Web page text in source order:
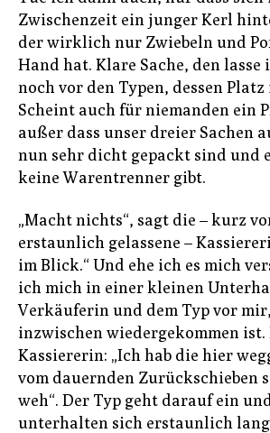
Zwischenzeit ein junger Kerl
der wirklich nur Zwiebeln und
Hand hat. Klare Sache, den lasse
noch vor den Typen, dessen
Scheint auch für niemanden ein
außer dass unser dreier Sachen
nun sehr dicht gepackt sind und
keine Warentrenner gibt.
„Macht nichts“, sagt die – kurz
erstaunlich gelassene –
im Blick.“ Und ehe ich es mich
ich mich in einer kleinen
Verkäuferin und dem Typ vor
inzwischen wiedergekommen ist.
Kassiererin: „Ich hab die hier
vom dauernden Zurückschieben
weh“. Der Typ geht darauf ein
unterhalten sich erstaunlich